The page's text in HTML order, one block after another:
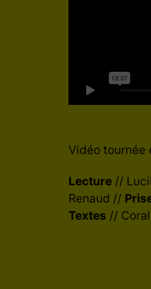
Vidéo tournée
Lecture //
Renaud //
Textes //